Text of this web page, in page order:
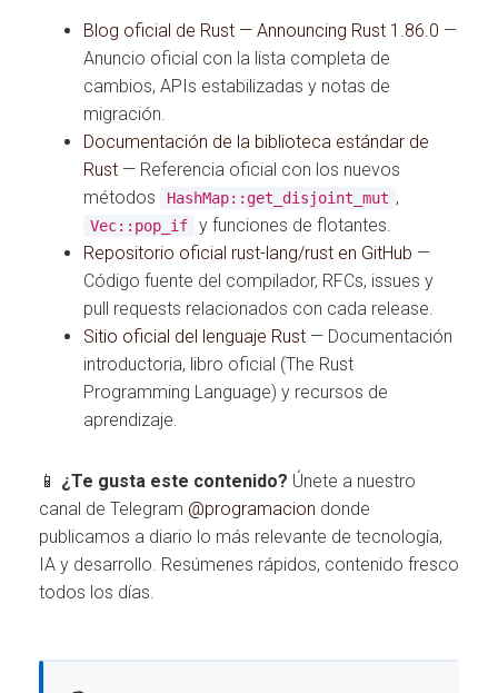
Blog oficial de Rust — Announcing Rust 1.86.0 —
Anuncio oficial con la lista completa de
cambios, APIs estabilizadas y notas de
migración.
Documentación de la biblioteca estándar de
Rust — Referencia oficial con los nuevos
métodos
HashMap::get_disjoint_mut ,
Vec::pop_if
y funciones de flotantes.
Repositorio oficial rust-lang/rust en GitHub —
Código fuente del compilador, RFCs, issues y
pull requests relacionados con cada release.
Sitio oficial del lenguaje Rust — Documentación
introductoria, libro oficial (The Rust
Programming Language) y recursos de
aprendizaje.
📱 ¿Te gusta este contenido? Únete a nuestro
canal de Telegram @programacion donde
publicamos a diario lo más relevante de tecnología,
IA y desarrollo. Resúmenes rápidos, contenido fresco
todos los días.